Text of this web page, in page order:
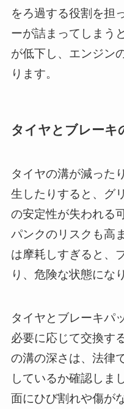
をろ過する役割を担
ーが詰まってしまう
が低下し、エンジン
ります。
タイヤとブレーキ
タイヤの溝が減った
生したりすると、グ
の安定性が失われる
パンクのリスクも高
は摩耗しすぎると、
り、危険な状態にな
タイヤとブレーキパ
必要に応じて交換す
の溝の深さは、法律
しているか確認しま
面にひび割れや傷が